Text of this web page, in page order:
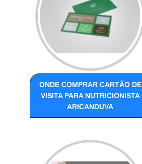
ONDE COMPRAR CARTÃO DE
VISITA PARA NUTRICIONISTA
ARICANDUVA